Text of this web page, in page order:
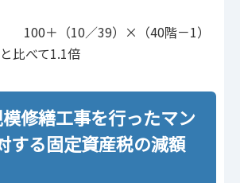
100＋（10／39）×（40階－1）
比べて1.1倍
模修繕工事を行ったマン
する固定資産税の減額